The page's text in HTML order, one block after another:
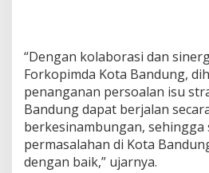
u
n
g
“Dengan kolaborasi dan
Forkopimda Kota Bandung,
penanganan persoalan isu
Bandung dapat berjalan
berkesinambungan, sehingga
permasalahan di Kota
dengan baik,” ujarnya.